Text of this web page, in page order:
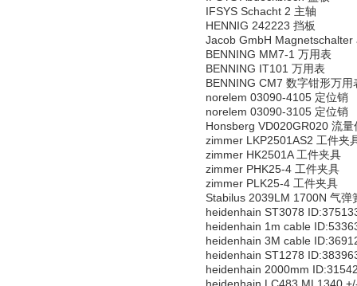
IFSYS Schacht 2 主轴
HENNIG 242223 挡板
Jacob GmbH Magnetschalter
BENNING MM7-1 万用表
BENNING IT101 万用表
BENNING CM7 数字钳形万用
norelem 03090-4105 定位销
norelem 03090-3105 定位销
Honsberg VD020GR020 流量
zimmer LKP2501AS2 工件夹
zimmer HK2501A 工件夹具
zimmer PHK25-4 工件夹具
zimmer PLK25-4 工件夹具
Stabilus 2039LM 1700N 气弹
heidenhain ST3078
heidenhain 1m cable
heidenhain 3M cable
heidenhain ST1278
heidenhain 2000mm